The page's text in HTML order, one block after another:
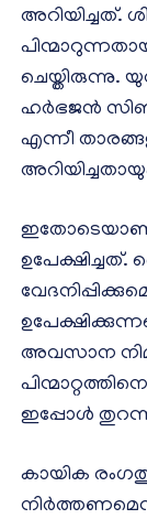
അറിയിച്ചത്.
ചെയ്തിരുന്നു.
ഹര്‍ഭജന്‍
എന്നീ
ഇതോടെയാണ്
അവസാന
ഇപ്പോള്‍
കായിക രംഗത്തു